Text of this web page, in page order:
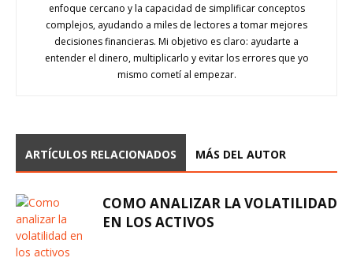
enfoque cercano y la capacidad de simplificar conceptos
complejos, ayudando a miles de lectores a tomar mejores
decisiones financieras. Mi objetivo es claro: ayudarte a
entender el dinero, multiplicarlo y evitar los errores que yo
mismo cometí al empezar.
ARTÍCULOS RELACIONADOS MÁS DEL AUTOR
COMO ANALIZAR LA VOLATILIDAD
EN LOS ACTIVOS